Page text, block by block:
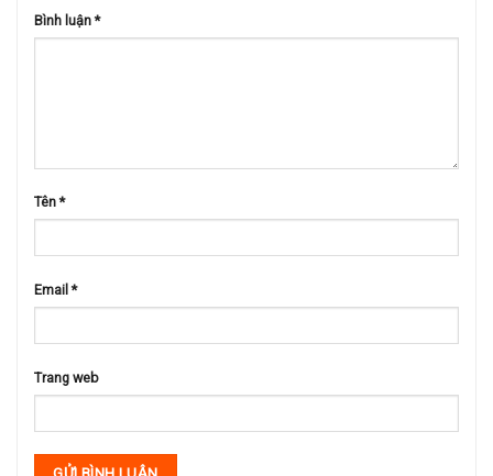
Bình luận*
Tên*
Email*
Trang web